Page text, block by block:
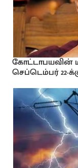
கோட்டாபயவின்
செப்டெம்பர் 22-